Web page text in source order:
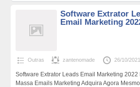
Software Extrator
Email Marketing
Outras zantenomade 26/10/2021
Software Extrator Leads Email Marketing 2022
Massa Emails Marketing Adquira Agora